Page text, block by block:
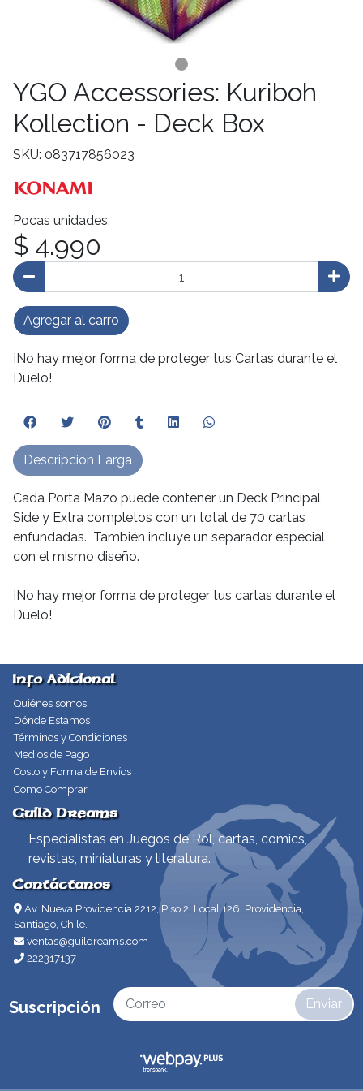
YGO Accessories: Kuriboh
Kollection - Deck Box
SKU: 083717856023
Pocas unidades.
$ 4.990
Agregar al carro
¡No hay mejor forma de proteger tus Cartas durante el
Duelo!
Cada Porta Mazo puede contener un Deck Principal,
Side y Extra completos con un total de 70 cartas
enfundadas. También incluye un separador especial
con el mismo diseño.
¡No hay mejor forma de proteger tus cartas durante el
Duelo!
Descripción Larga
Info Adicional
Quiénes somos
Dónde Estamos
Términos y Condiciones
Medios de Pago
Costo y Forma de Envíos
Como Comprar
Guild Dreams
Especialistas en Juegos de Rol, cartas, comics,
revistas, miniaturas y literatura.
Contáctanos
Av. Nueva Providencia 2212, Piso 2, Local 126. Providencia,
Santiago, Chile.
ventas@guildreams.com
222317137
Suscripción Enviar